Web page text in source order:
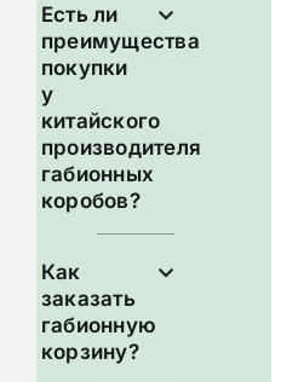
Есть ли
преимущества
покупки
у
китайского
производителя
габионных
коробов?
Как
заказать
габионную
корзину?